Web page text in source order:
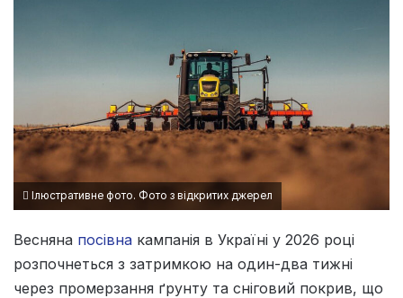
Ілюстративне фото. Фото з відкритих джерел
Весняна посівна кампанія в Україні у 2026 році
розпочнеться з затримкою на один-два тижні
через промерзання ґрунту та сніговий покрив, що